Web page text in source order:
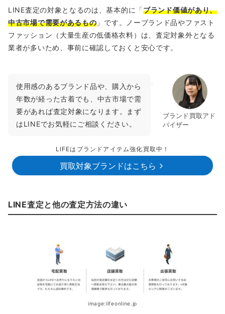
LINE査定の対象となるのは、基本的に「ブランド価値があり、
中古市場で需要があるもの 」です。ノーブランド品やファスト
ファッション（大量生産の低価格衣料）は、査定対象外となる
業者が多いため、事前に確認しておくと安心です。
ブランド買取アド
バイザー
使用感のあるブランド品や、購入から
年数が経った古着でも、中古市場で需
要があれば査定対象になります。まず
はLINEでお気軽にご相談ください。
LIFEはブランドアイテム強化買取中！
買取対象ブランドはこちら
LINE査定と他の査定方法の違い
image:lifeonline.jp